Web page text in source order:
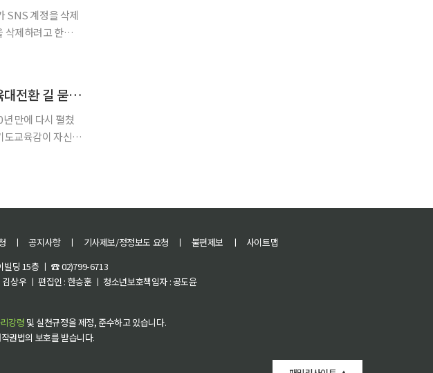
SNS 계정을 삭제
안민석 교육감, 20년만에 다시 편 '목민심서'…"경기교육대전환 길 묻는다"
만에 다시 펼쳤
ㅣ 공지사항 ㅣ 기사제보/정정보도 요청 ㅣ 불편제보 ㅣ
사이트맵
빌딩 15층 ㅣ ☎ 02)799-6713
상우 ㅣ 편집인 : 한승훈 ㅣ 청소년보호책임자 : 공도윤
강령 및 실천규정을 제정, 준수하고 있습니다.
권법의 보호를 받습니다.